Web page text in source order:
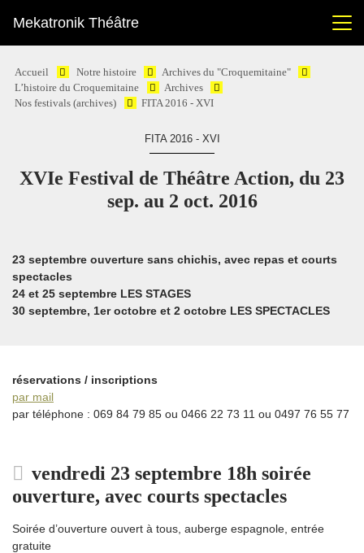
Mekatronik Théâtre
Accueil Notre histoire
Archives du "Croquemitaine"
L’histoire du Croquemitaine
Archives
Nos festivals (archives)
FITA 2016 - XVI
FITA 2016 - XVI
XVIe Festival de Théâtre Action, du 23
sep. au 2 oct. 2016
23 septembre ouverture sans chichis, avec repas et courts
spectacles
24 et 25 septembre LES STAGES
30 septembre, 1er octobre et 2 octobre LES SPECTACLES
réservations / inscriptions
par mail
par téléphone : 069 84 79 85 ou 0466 22 73 11 ou 0497 76 55 77
vendredi 23 septembre 18h soirée
ouverture, avec courts spectacles
Soirée d’ouverture ouvert à tous, auberge espagnole, entrée
gratuite